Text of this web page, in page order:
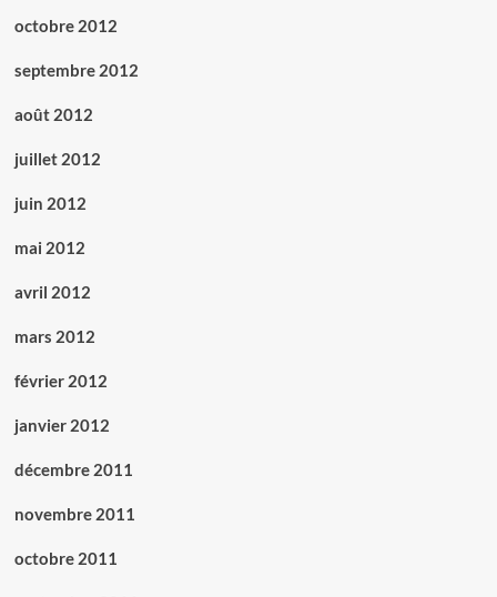
octobre 2012
septembre 2012
août 2012
juillet 2012
juin 2012
mai 2012
avril 2012
mars 2012
février 2012
janvier 2012
décembre 2011
novembre 2011
octobre 2011